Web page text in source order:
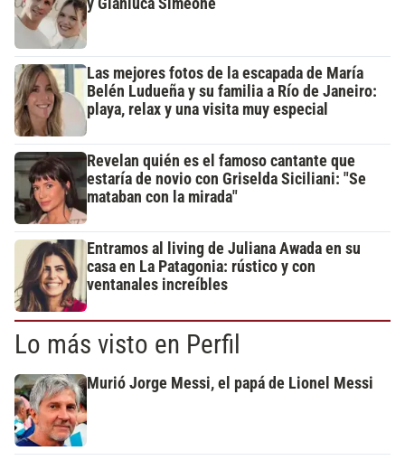
Las mejores fotos de la escapada de María
Belén Ludueña y su familia a Río de Janeiro:
playa, relax y una visita muy especial
Revelan quién es el famoso cantante que
estaría de novio con Griselda Siciliani: "Se
mataban con la mirada"
Entramos al living de Juliana Awada en su
casa en La Patagonia: rústico y con
ventanales increíbles
Lo más visto en Perfil
Murió Jorge Messi, el papá de Lionel Messi